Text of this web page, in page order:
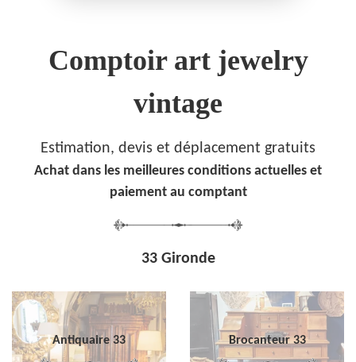
Comptoir art jewelry
vintage
Estimation, devis et déplacement gratuits
Achat dans les meilleures conditions actuelles et
paiement au comptant
33 Gironde
Antiquaire 33 Brocanteur 33